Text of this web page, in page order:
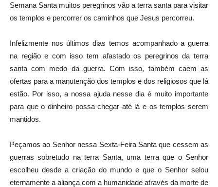
Semana Santa muitos peregrinos vão a terra santa para visitar
os templos e percorrer os caminhos que Jesus percorreu.
Infelizmente nos últimos dias temos acompanhado a guerra
na região e com isso tem afastado os peregrinos da terra
santa com medo da guerra. Com isso, também caem as
ofertas para a manutenção dos templos e dos religiosos que lá
estão. Por isso, a nossa ajuda nesse dia é muito importante
para que o dinheiro possa chegar até lá e os templos serem
mantidos.
Peçamos ao Senhor nessa Sexta-Feira Santa que cessem as
guerras sobretudo na terra Santa, uma terra que o Senhor
escolheu desde a criação do mundo e que o Senhor selou
eternamente a aliança com a humanidade através da morte de